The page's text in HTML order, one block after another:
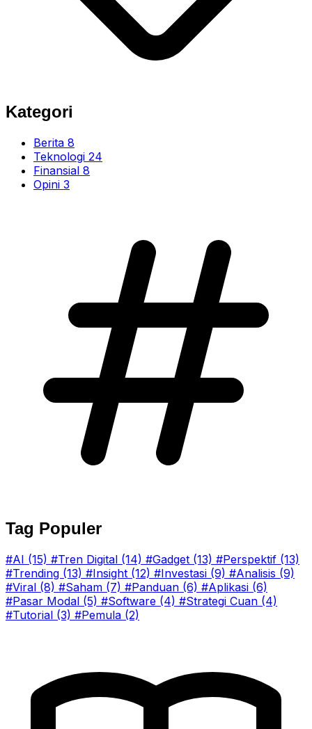
Kategori
Berita 8
Teknologi 24
Finansial 8
Opini 3
Tag Populer
#AI (15) #Tren Digital (14) #Gadget (13) #Perspektif (13)
#Trending (13) #Insight (12) #Investasi (9) #Analisis (9)
#Viral (8) #Saham (7) #Panduan (6) #Aplikasi (6)
#Pasar Modal (5) #Software (4) #Strategi Cuan (4)
#Tutorial (3) #Pemula (2)